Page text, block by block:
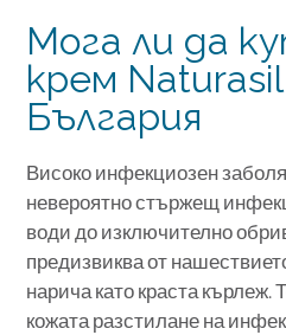
Мога ли да
крем
България
Високо инфекциозен
невероятно стържещ
води до изключително
предизвиква от
нарича като краста кърлеж.
кожата разстилане на